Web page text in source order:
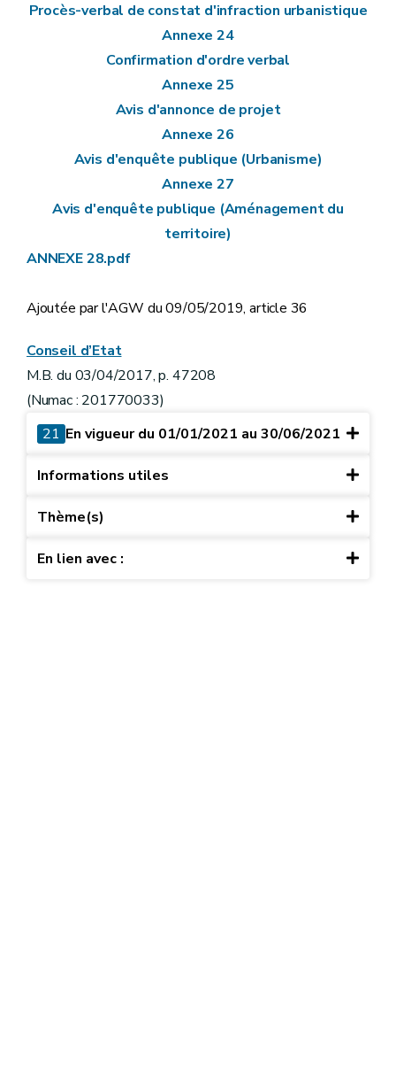
Procès-verbal de constat d'infraction urbanistique
Annexe 24
Confirmation d'ordre verbal
Annexe 25
Avis d'annonce de projet
Annexe 26
Avis d'enquête publique (Urbanisme)
Annexe 27
Avis d'enquête publique (Aménagement du
territoire)
ANNEXE 28.pdf
Ajoutée par l'AGW du 09/05/2019, article 36
Conseil d’Etat
M.B. du 03/04/2017, p. 47208
(Numac : 201770033)
21 En vigueur du 01/01/2021 au 30/06/2021
Informations utiles
Thème(s)
En lien avec :